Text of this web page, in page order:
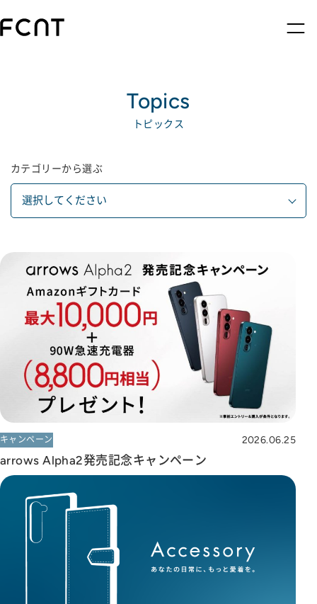
Topics
トピックス
カテゴリーから選ぶ
キャンペーン 2026.06.25
arrows Alpha2発売記念キャンペーン